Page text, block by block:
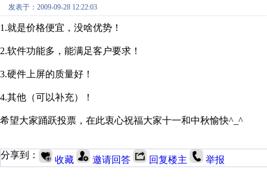
发表于：2009-09-28 12:22:03
1.就是价格便宜，没啥优势！
2.软件功能多，能满足客户要求！
3.硬件上屏的质量好！
4.其他（可以补充）！
希望大家踊跃投票，在此衷心祝福大家十一和中秋愉快^_^
分享到： 收藏 邀请回答 回复楼主 举报